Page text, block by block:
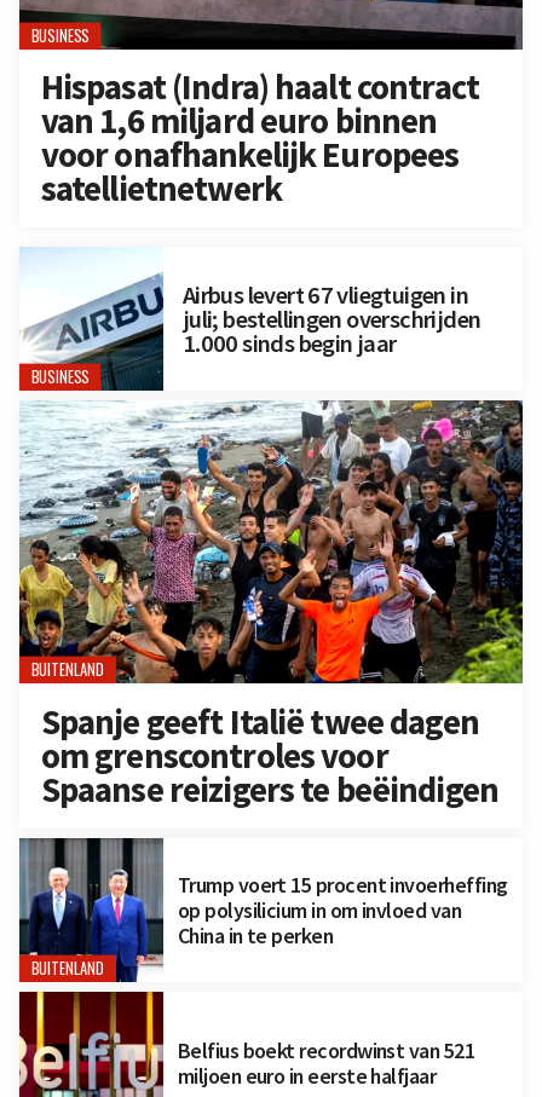
BUSINESS
Hispasat (Indra) haalt contract
van 1,6 miljard euro binnen
voor onafhankelijk Europees
satellietnetwerk
BUSINESS
Airbus levert 67 vliegtuigen in
juli; bestellingen overschrijden
1.000 sinds begin jaar
BUITENLAND
Spanje geeft Italië twee dagen
om grenscontroles voor
Spaanse reizigers te beëindigen
BUITENLAND
Trump voert 15 procent invoerheffing
op polysilicium in om invloed van
China in te perken
Belfius boekt recordwinst van 521
miljoen euro in eerste halfjaar